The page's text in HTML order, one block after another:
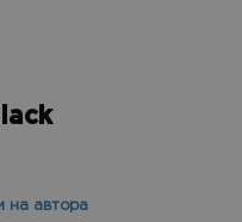
на автора